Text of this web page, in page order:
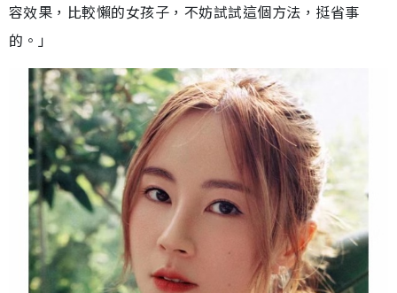
容效果，比較懶的女孩子，不妨試試這個方法，挺省事
的。」